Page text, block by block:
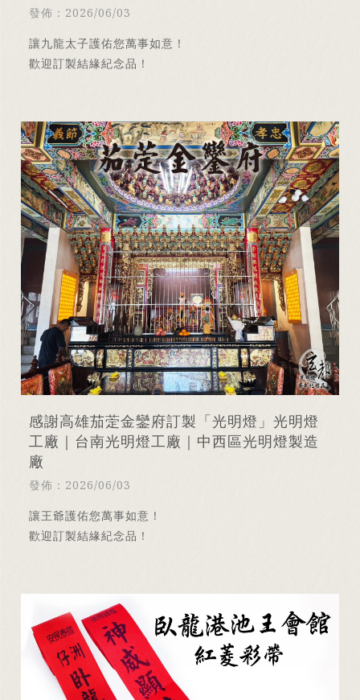
發佈：2026/06/03
讓九龍太子護佑您萬事如意！
歡迎訂製結緣紀念品！
感謝高雄茄萣金鑾府訂製「光明燈」光明燈
工廠｜台南光明燈工廠｜中西區光明燈製造
廠
發佈：2026/06/03
讓王爺護佑您萬事如意！
歡迎訂製結緣紀念品！